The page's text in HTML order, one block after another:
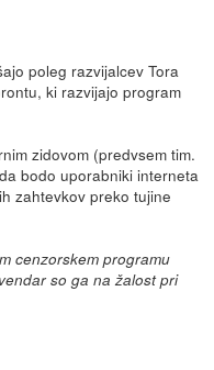
poleg razvijalcev Tora
ki razvijajo program
zidovom (predvsem tim.
bodo uporabniki interneta
zahtevkov preko tujine
cenzorskem programu
so ga na žalost pri